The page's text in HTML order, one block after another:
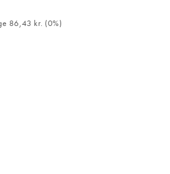
seneste 30 dage 86,43 kr. (0%). Var
86,43 kr. (0%)